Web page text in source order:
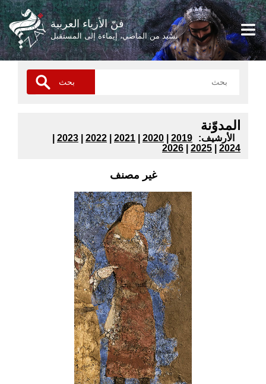
فنّ الأزياء العربية
نشيد من الماضي، إيماءة إلى المستقبل
المدوّنة
:الأرشيف 2019
2020
2021
2022
2023
2024
2025
2026
غير مصنف